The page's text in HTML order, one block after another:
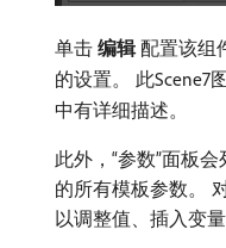
单击​ 编辑配置该组
的设置。 此Scene7
中有详细描述。
此外，“参数”面板
的所有模板参数。
以调整值、插入变